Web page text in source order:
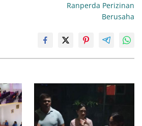
Ranperda Perizinan
Berusaha